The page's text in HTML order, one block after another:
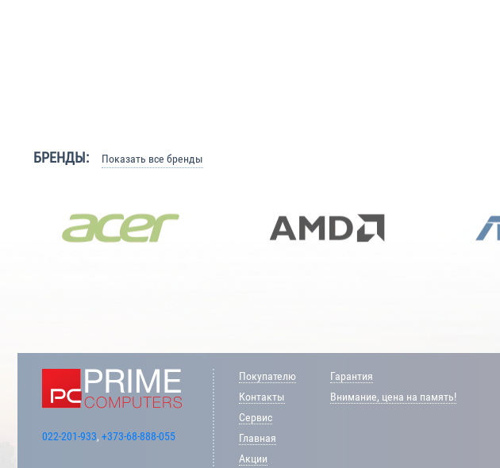
БРЕНДЫ: Показать все бренды
022-201-933, +373-68-888-055
Покупателю
Контакты
Сервис
Главная
Акции
Гарантия
Внимание, цена на память!